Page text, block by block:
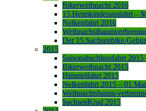
Bikerweihnacht 2016
15.Heimkinderausfahrt –
Nelkenfahrt 2016
Der 15.Sachsenbike-
2015
Saisonabschlussfahrt
Bikerweihnacht 2015
Himmelfahrt 2015
Nelkenfahrt 2015 –
Weihnachtsbaum-
SachsenKrad 2015